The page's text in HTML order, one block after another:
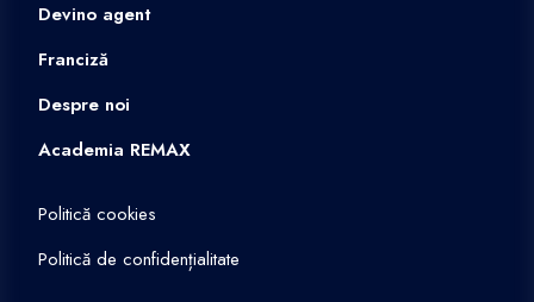
Devino agent
Franciză
Despre noi
Academia REMAX
Politică cookies
Politică de confidențialitate